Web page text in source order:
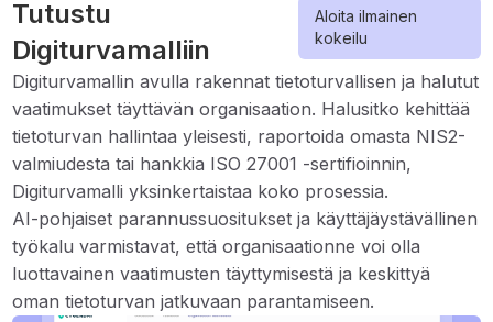
Tutustu
Digiturvamalliin
Aloita ilmainen
kokeilu
Digiturvamallin avulla rakennat tietoturvallisen ja halutut
vaatimukset täyttävän organisaation. Halusitko kehittää
tietoturvan hallintaa yleisesti, raportoida omasta NIS2-
valmiudesta tai hankkia ISO 27001 -sertifioinnin,
Digiturvamalli yksinkertaistaa koko prosessia.
AI-pohjaiset parannussuositukset ja käyttäjäystävällinen
työkalu varmistavat, että organisaationne voi olla
luottavainen vaatimusten täyttymisestä ja keskittyä
oman tietoturvan jatkuvaan parantamiseen.